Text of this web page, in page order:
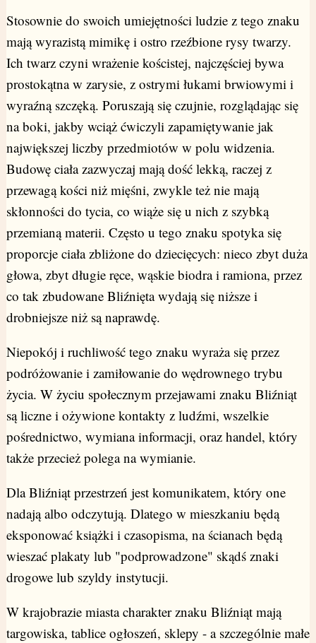
Stosownie do swoich umiejętności ludzie z tego znaku
mają wyrazistą mimikę i ostro rzeźbione rysy twarzy.
Ich twarz czyni wrażenie kościstej, najczęściej bywa
prostokątna w zarysie, z ostrymi łukami brwiowymi i
wyraźną szczęką. Poruszają się czujnie, rozglądając się
na boki, jakby wciąż ćwiczyli zapamiętywanie jak
największej liczby przedmiotów w polu widzenia.
Budowę ciała zazwyczaj mają dość lekką, raczej z
przewagą kości niż mięśni, zwykle też nie mają
skłonności do tycia, co wiąże się u nich z szybką
przemianą materii. Często u tego znaku spotyka się
proporcje ciała zbliżone do dziecięcych: nieco zbyt duża
głowa, zbyt długie ręce, wąskie biodra i ramiona, przez
co tak zbudowane Bliźnięta wydają się niższe i
drobniejsze niż są naprawdę.
Niepokój i ruchliwość tego znaku wyraża się przez
podróżowanie i zamiłowanie do wędrownego trybu
życia. W życiu społecznym przejawami znaku Bliźniąt
są liczne i ożywione kontakty z ludźmi, wszelkie
pośrednictwo, wymiana informacji, oraz handel, który
także przecież polega na wymianie.
Dla Bliźniąt przestrzeń jest komunikatem, który one
nadają albo odczytują. Dlatego w mieszkaniu będą
eksponować książki i czasopisma, na ścianach będą
wieszać plakaty lub "podprowadzone" skądś znaki
drogowe lub szyldy instytucji.
W krajobrazie miasta charakter znaku Bliźniąt mają
targowiska, tablice ogłoszeń, sklepy - a szczególnie małe